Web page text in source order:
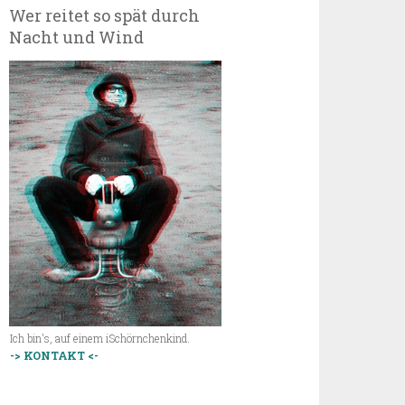
Wer reitet so spät durch
Nacht und Wind
Ich bin's, auf einem iSchörnchenkind.
-> KONTAKT <-